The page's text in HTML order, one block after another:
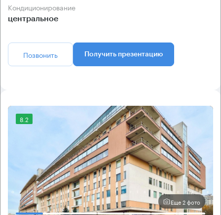
Кондиционирование
центральное
Позвонить Получить презентацию
8.2
Еще 2 фото